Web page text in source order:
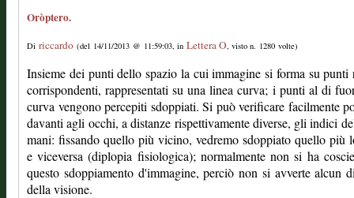
Oròptero.
Di riccardo (del 14/11/2013 @ 11:59:03, in Lettera O, visto n. 1280 volte)
Insieme dei punti dello spazio la cui immagine si forma su punti
corrispondenti, rappresentati su una linea curva; i punti al di
curva vengono percepiti sdoppiati. Si può verificare facilmente
davanti agli occhi, a distanze rispettivamente diverse, gli indici
mani: fissando quello più vicino, vedremo sdoppiato quello più
e viceversa (diplopia fisiologica); normalmente non si ha
questo sdoppiamento d'immagine, perciò non si avverte alcun
della visione.